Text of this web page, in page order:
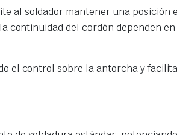
al soldador mantener una
continuidad del cordón dependen
el control sobre la antorcha y